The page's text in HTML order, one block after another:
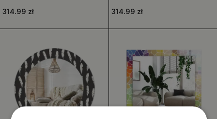
314.99 zł
314.99 zł